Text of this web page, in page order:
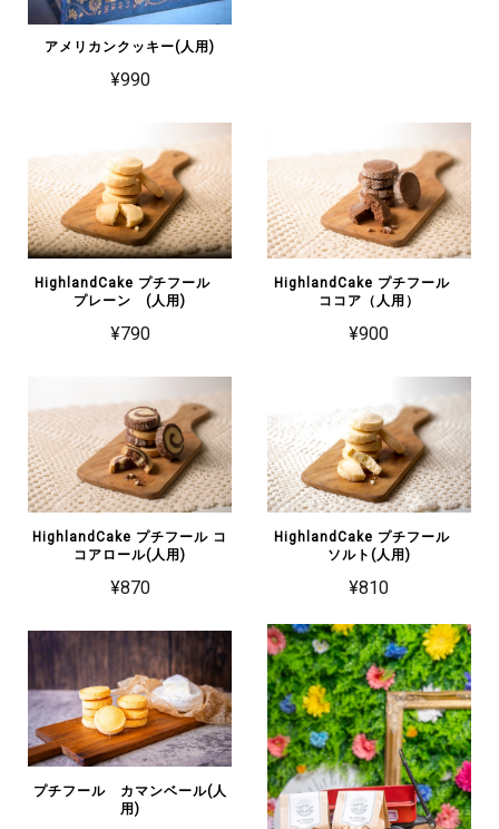
アメリカンクッキー(人用)
¥990
HighlandCake プチフール
プレーン (人用)
¥790
HighlandCake プチフール
ココア（人用）
¥900
HighlandCake プチフール コ
コアロール(人用)
¥870
HighlandCake プチフール
ソルト(人用)
¥810
プチフール カマンベール(人
用)